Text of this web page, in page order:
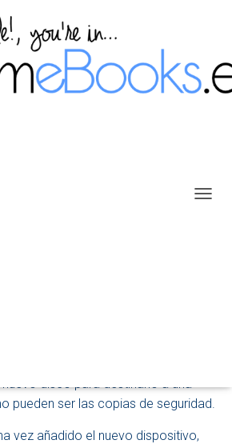
E
N
pueden ser las copias de seguridad.
vez añadido el nuevo dispositivo,